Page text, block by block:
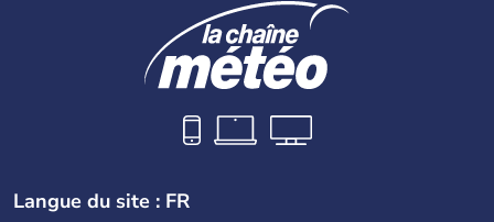
Langue du site : FR